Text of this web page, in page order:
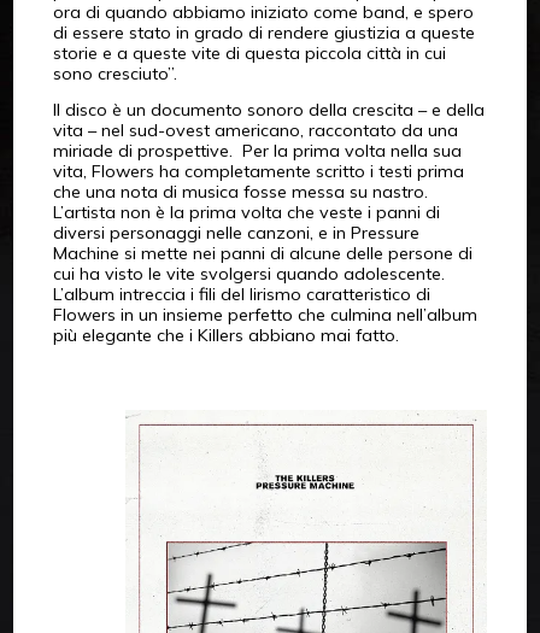
ora di quando abbiamo iniziato come band, e spero
di essere stato in grado di rendere giustizia a queste
storie e a queste vite di questa piccola città in cui
sono cresciuto”.
Il disco è un documento sonoro della crescita – e della
vita – nel sud-ovest americano, raccontato da una
miriade di prospettive. Per la prima volta nella sua
vita, Flowers ha completamente scritto i testi prima
che una nota di musica fosse messa su nastro.
L’artista non è la prima volta che veste i panni di
diversi personaggi nelle canzoni, e in Pressure
Machine si mette nei panni di alcune delle persone di
cui ha visto le vite svolgersi quando adolescente.
L’album intreccia i fili del lirismo caratteristico di
Flowers in un insieme perfetto che culmina nell’album
più elegante che i Killers abbiano mai fatto.